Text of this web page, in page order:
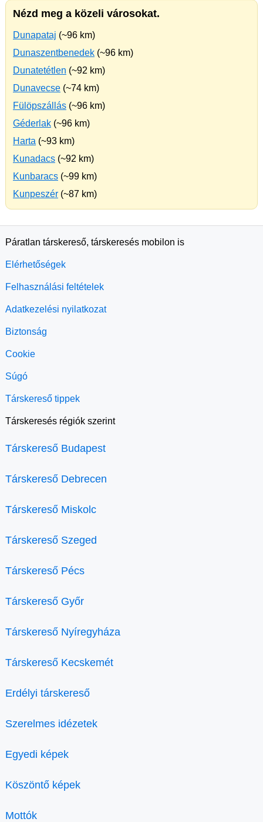
Nézd meg a közeli városokat.
Dunapataj (~96 km)
Dunaszentbenedek (~96 km)
Dunatetétlen (~92 km)
Dunavecse (~74 km)
Fülöpszállás (~96 km)
Géderlak (~96 km)
Harta (~93 km)
Kunadacs (~92 km)
Kunbaracs (~99 km)
Kunpeszér (~87 km)
Páratlan társkereső, társkeresés mobilon is
Elérhetőségek
Felhasználási feltételek
Adatkezelési nyilatkozat
Biztonság
Cookie
Súgó
Társkereső tippek
Társkeresés régiók szerint
Társkereső Budapest
Társkereső Debrecen
Társkereső Miskolc
Társkereső Szeged
Társkereső Pécs
Társkereső Győr
Társkereső Nyíregyháza
Társkereső Kecskemét
Erdélyi társkereső
Szerelmes idézetek
Egyedi képek
Köszöntő képek
Mottók